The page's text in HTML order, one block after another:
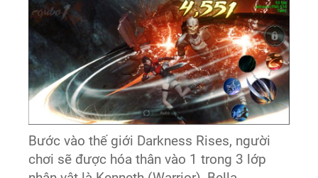
Bước vào thế giới Darkness Rises, người
chơi sẽ được hóa thân vào 1 trong 3 lớp